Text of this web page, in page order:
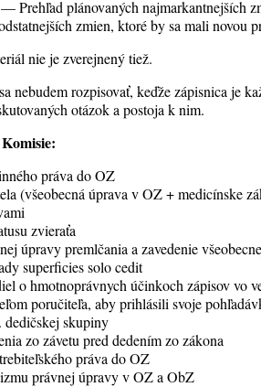
Prehľad plánovaných najmarkantnejších
zmien, ktoré by sa mali novou
nie je zverejnený tiež.
nebudem rozpisovať, keďže zápisnica je
otázok a postoja k nim.
práva do OZ
(všeobecná úprava v OZ + medicínske
zvieraťa
úpravy premlčania a zavedenie
superficies solo cedit
o hmotnoprávnych účinkoch zápisov vo
poručiteľa, aby prihlásili svoje
dedičskej skupiny
zo závetu pred dedením zo zákona
práva do OZ
právnej úpravy v OZ a ObZ